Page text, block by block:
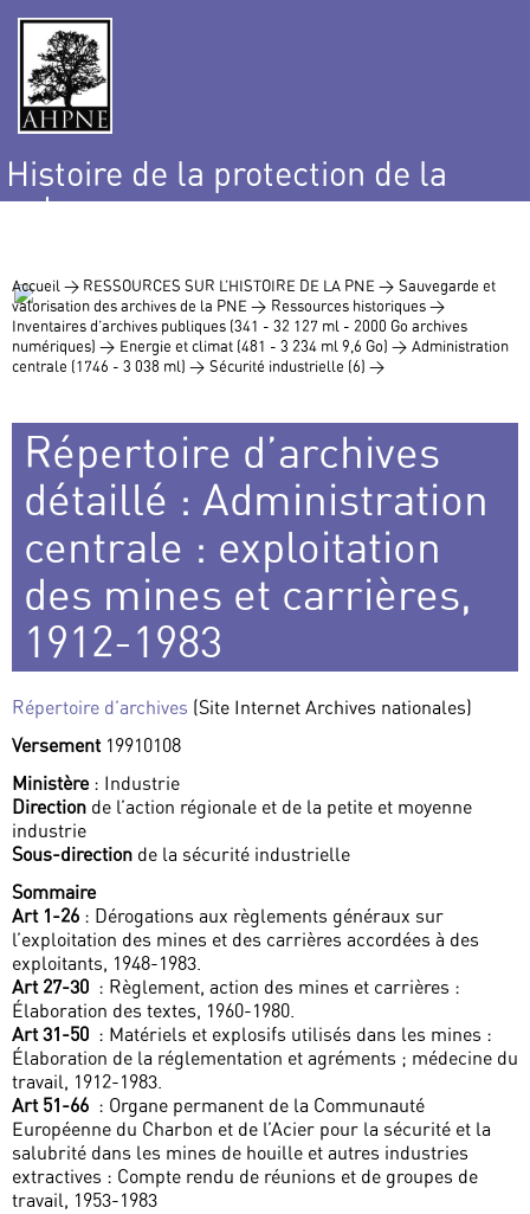
Histoire de la protection de la
nature
Accueil > RESSOURCES SUR L’HISTOIRE DE LA PNE > Sauvegarde et
valorisation des archives de la PNE > Ressources historiques >
Inventaires d’archives publiques (341 - 32 127 ml - 2000 Go archives
numériques) > Energie et climat (481 - 3 234 ml 9,6 Go) > Administration
centrale (1746 - 3 038 ml) > Sécurité industrielle (6) >
Répertoire d’archives
détaillé : Administration
centrale : exploitation
des mines et carrières,
1912-1983
Répertoire d’archives (Site Internet Archives nationales)
Versement 19910108
Ministère: Industrie
Direction de l’action régionale et de la petite et moyenne
industrie
Sous-direction de la sécurité industrielle
Sommaire
Art 1-26 : Dérogations aux règlements généraux sur
l’exploitation des mines et des carrières accordées à des
exploitants, 1948-1983.
Art 27-30 : Règlement, action des mines et carrières :
Élaboration des textes, 1960-1980.
Art 31-50 : Matériels et explosifs utilisés dans les mines :
Élaboration de la réglementation et agréments ; médecine du
travail, 1912-1983.
Art 51-66 : Organe permanent de la Communauté
Européenne du Charbon et de l’Acier pour la sécurité et la
salubrité dans les mines de houille et autres industries
extractives : Compte rendu de réunions et de groupes de
travail, 1953-1983